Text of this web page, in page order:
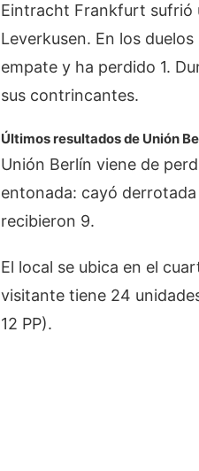
Eintracht Frankfurt sufrió
Leverkusen. En los
empate y ha perdido 1.
sus contrincantes.
Últimos resultados de Unión
Unión Berlín viene de
entonada: cayó
recibieron 9.
El local se ubica en el
visitante tiene 24
12 PP).